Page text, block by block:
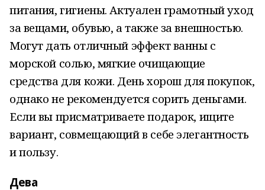
питания, гигиены. Актуален грамотный уход
за вещами, обувью, а также за внешностью.
Могут дать отличный эффект ванны с
морской солью, мягкие очищающие
средства для кожи. День хорош для покупок,
однако не рекомендуется сорить деньгами.
Если вы присматриваете подарок, ищите
вариант, совмещающий в себе элегантность
и пользу.
Дева